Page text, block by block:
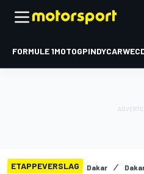
FORMULE 1MOTOGPINDYCARWEC
ETAPPEVERSLAG Dakar